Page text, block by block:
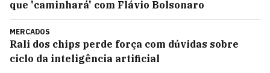
que 'caminhará' com Flávio Bolsonaro
MERCADOS
Rali dos chips perde força com dúvidas sobre
ciclo da inteligência artificial